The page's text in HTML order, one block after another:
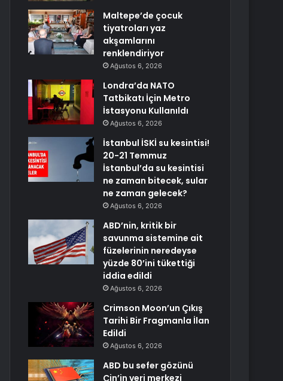
Maltepe’de çocuk
tiyatroları yaz
akşamlarını
renklendiriyor
Ağustos 6, 2026
Londra’da NATO
Tatbikatı İçin Metro
İstasyonu Kullanıldı
Ağustos 6, 2026
İstanbul İSKİ su kesintisi!
20-21 Temmuz
İstanbul’da su kesintisi
ne zaman bitecek, sular
ne zaman gelecek?
Ağustos 6, 2026
ABD’nin, kritik bir
savunma sistemine ait
füzelerinin neredeyse
yüzde 80’ini tükettiği
iddia edildi
Ağustos 6, 2026
Crimson Moon’un Çıkış
Tarihi Bir Fragmanla İlan
Edildi
Ağustos 6, 2026
ABD bu sefer gözünü
Çin’in veri merkezi